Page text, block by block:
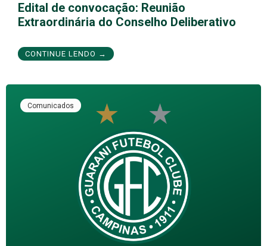
Edital de convocação: Reunião
Extraordinária do Conselho Deliberativo
CONTINUE LENDO →
Comunicados